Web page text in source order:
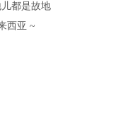
都是故地
西亚 ~